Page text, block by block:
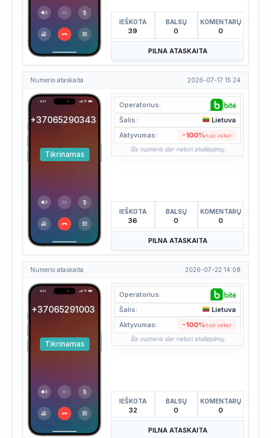
IEŠKOTA
39
BALSŲ
0
KOMENTARŲ
0
PILNA ATASKAITA
Numerio ataskaita 2026-07-17 15:24
+37065290343
Tikrinamas
Operatorius:
Šalis:
Lietuva
Aktyvumas:
-100%nuo vakar
Šis numeris dar neturi atsiliepimų.
IEŠKOTA
36
BALSŲ
0
KOMENTARŲ
0
PILNA ATASKAITA
Numerio ataskaita 2026-07-22 14:08
+37065291003
Tikrinamas
Operatorius:
Šalis:
Lietuva
Aktyvumas:
-100%nuo vakar
Šis numeris dar neturi atsiliepimų.
IEŠKOTA
32
BALSŲ
0
KOMENTARŲ
0
PILNA ATASKAITA